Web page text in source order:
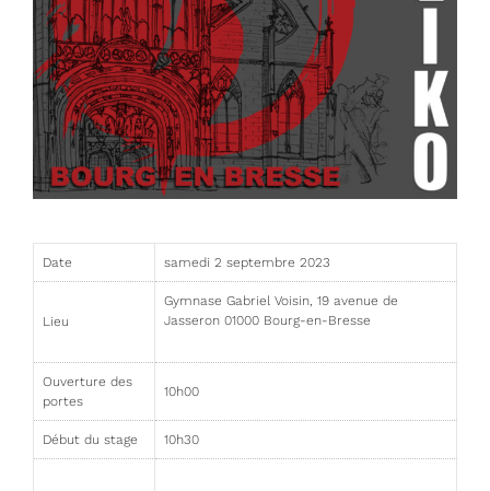
Date samedi 2 septembre 2023
Lieu
Gymnase Gabriel Voisin, 19 avenue de
Jasseron 01000 Bourg-en-Bresse
Ouverture des
portes
10h00
Début du stage 10h30